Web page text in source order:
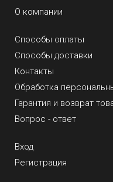
О компании
Способы оплаты
Способы доставки
Контакты
Обработка
Гарантия и возврат
Вопрос - ответ
Вход
Регистрация